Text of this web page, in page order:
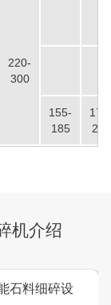
220-
300
155-
185
200
机介绍
石料细碎设